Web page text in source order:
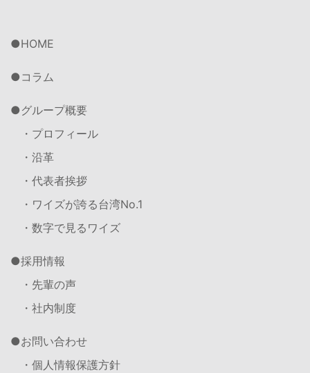
HOME
コラム
グループ概要
・プロフィール
・沿革
・代表者挨拶
・ワイズが誇る台湾No.1
・数字で見るワイズ
採用情報
・先輩の声
・社内制度
お問い合わせ
・個人情報保護方針